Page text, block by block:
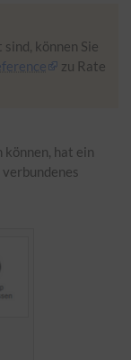
können Sie
zu Rate
können, hat ein